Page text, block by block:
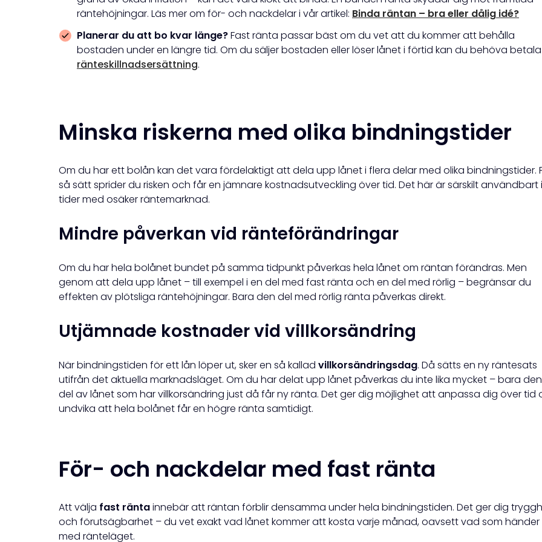
räntehöjningar. Läs mer om för- och nackdelar i vår artikel: Binda räntan – bra eller dålig idé?
Planerar du att bo kvar länge?Fast ränta passar bäst om du vet att du kommer att behålla
bostaden under en längre tid. Om du säljer bostaden eller löser lånet i förtid kan du behöva betala
ränteskillnadsersättning.
Minska riskerna med olika bindningstider
Om du har ett bolån kan det vara fördelaktigt att dela upp lånet i flera delar med olika bindningstider.
så sätt sprider du risken och får en jämnare kostnadsutveckling över tid. Det här är särskilt användbart i
tider med osäker räntemarknad.
Mindre påverkan vid ränteförändringar
Om du har hela bolånet bundet på samma tidpunkt påverkas hela lånet om räntan förändras. Men
genom att dela upp lånet – till exempel i en del med fast ränta och en del med rörlig – begränsar du
effekten av plötsliga räntehöjningar. Bara den del med rörlig ränta påverkas direkt.
Utjämnade kostnader vid villkorsändring
När bindningstiden för ett lån löper ut, sker en så kallad villkorsändringsdag. Då sätts en ny räntesats
utifrån det aktuella marknadsläget. Om du har delat upp lånet påverkas du inte lika mycket – bara den
del av lånet som har villkorsändring just då får ny ränta. Det ger dig möjlighet att anpassa dig över tid
undvika att hela bolånet får en högre ränta samtidigt.
För- och nackdelar med fast ränta
Att välja fast räntainnebär att räntan förblir densamma under hela bindningstiden. Det ger dig
och förutsägbarhet – du vet exakt vad lånet kommer att kosta varje månad, oavsett vad som händer
med ränteläget.